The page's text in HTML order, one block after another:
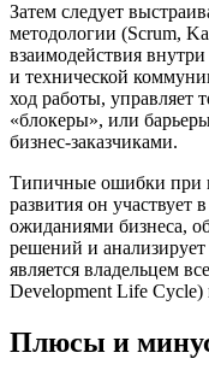
Затем следует
методологии (Scrum,
взаимодействия
и технической
ход работы, управляет
«блокеры», или
бизнес-заказчиками.
Типичные ошибки при
развития он участвует
ожиданиями бизнеса,
решений и
является владельцем
Development Life Cycle)
Плюсы и